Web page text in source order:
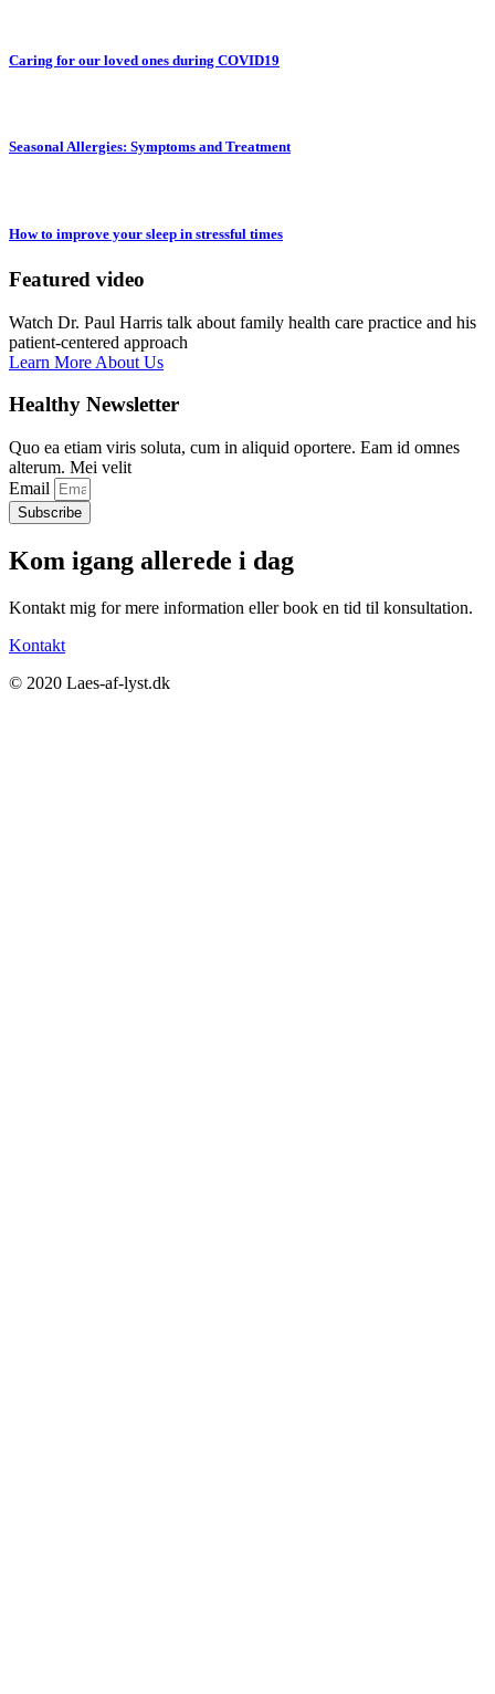
Caring for our loved ones during COVID19
Seasonal Allergies: Symptoms and Treatment
How to improve your sleep in stressful times
Featured video
Watch Dr. Paul Harris talk about family health care practice and his
patient-centered approach
Learn More About Us
Healthy Newsletter
Quo ea etiam viris soluta, cum in aliquid oportere. Eam id omnes
alterum. Mei velit
Email
Subscribe
Kom igang allerede i dag
Kontakt mig for mere information eller book en tid til konsultation.
Kontakt
©️ 2020 Laes-af-lyst.dk